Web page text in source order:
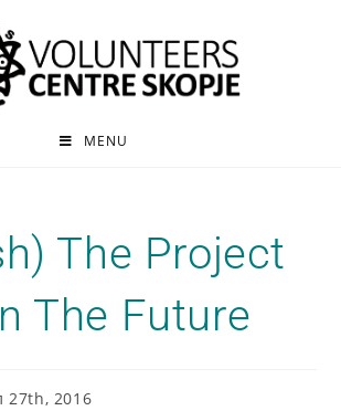
MENU
The Project
The Future
27th, 2016